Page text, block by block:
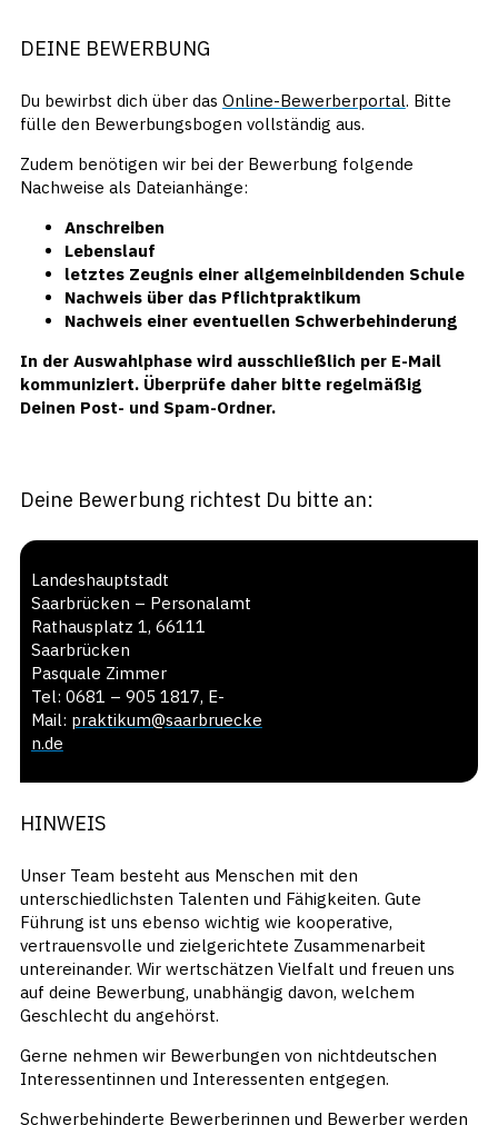
DEINE BEWERBUNG
Du bewirbst dich über das Online-Bewerberportal. Bitte
fülle den Bewerbungsbogen vollständig aus.
Zudem benötigen wir bei der Bewerbung folgende
Nachweise als Dateianhänge:
Anschreiben
Lebenslauf
letztes Zeugnis einer allgemeinbildenden Schule
Nachweis über das Pflichtpraktikum
Nachweis einer eventuellen Schwerbehinderung
In der Auswahlphase wird ausschließlich per E-Mail
kommuniziert. Überprüfe daher bitte regelmäßig
Deinen Post- und Spam-Ordner.
Deine Bewerbung richtest Du bitte an:
Landeshauptstadt
Saarbrücken – Personalamt
Rathausplatz 1, 66111
Saarbrücken
Pasquale Zimmer
Tel: 0681 – 905 1817, E-
Mail: praktikum@saarbruecke
n.de
HINWEIS
Unser Team besteht aus Menschen mit den
unterschiedlichsten Talenten und Fähigkeiten. Gute
Führung ist uns ebenso wichtig wie kooperative,
vertrauensvolle und zielgerichtete Zusammenarbeit
untereinander. Wir wertschätzen Vielfalt und freuen uns
auf deine Bewerbung, unabhängig davon, welchem
Geschlecht du angehörst.
Gerne nehmen wir Bewerbungen von nichtdeutschen
Interessentinnen und Interessenten entgegen.
Schwerbehinderte Bewerberinnen und Bewerber werden